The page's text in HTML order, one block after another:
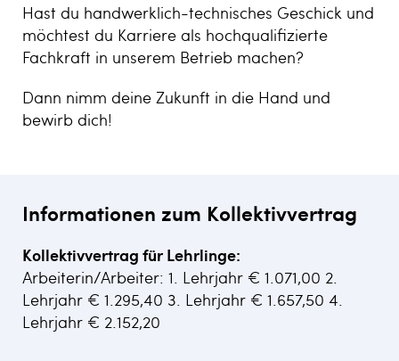
Hast du handwerklich-technisches Geschick und
möchtest du Karriere als hochqualifizierte
Fachkraft in unserem Betrieb machen?
Dann nimm deine Zukunft in die Hand und
bewirb dich!
Informationen zum Kollektivvertrag
Kollektivvertrag für Lehrlinge:
Arbeiterin/Arbeiter: 1. Lehrjahr € 1.071,00 2.
Lehrjahr € 1.295,40 3. Lehrjahr € 1.657,50 4.
Lehrjahr € 2.152,20